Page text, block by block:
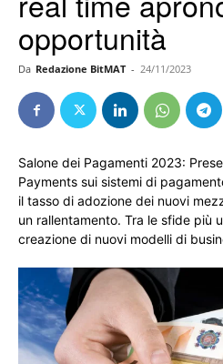
opportunità
Da Redazione BitMAT - 24/11/2023
Salone dei Pagamenti 2023:
Payments sui sistemi di
il tasso di adozione dei nuovi
un rallentamento. Tra le sfide più
creazione di nuovi modelli di